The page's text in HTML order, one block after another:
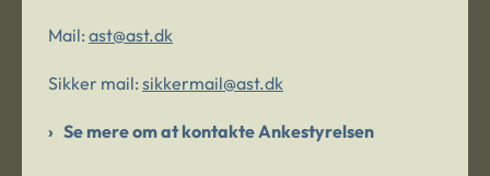
Mail: ast@ast.dk
Sikker mail: sikkermail@ast.dk
Se mere om at kontakte Ankestyrelsen